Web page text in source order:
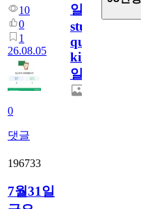
10
0
1
26.08.05
0
댓글
일/English
study
quiz
king774
일
196733
7월31일